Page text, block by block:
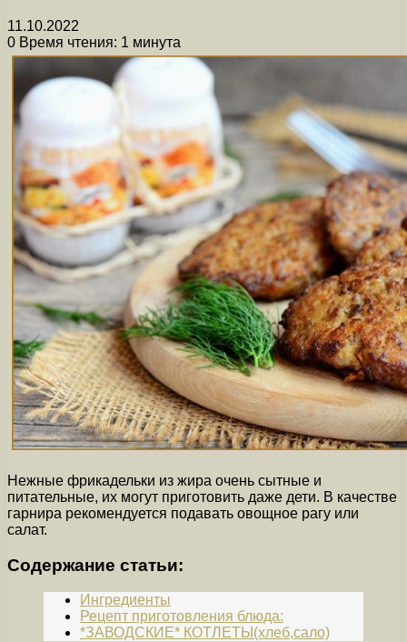
11.10.2022
0 Время чтения: 1 минута
Нежные фрикадельки из жира очень сытные и
питательные, их могут приготовить даже дети. В качестве
гарнира рекомендуется подавать овощное рагу или
салат.
Содержание статьи:
Ингредиенты
Рецепт приготовления блюда:
*ЗАВОДСКИЕ* КОТЛЕТЫ(хлеб,сало)